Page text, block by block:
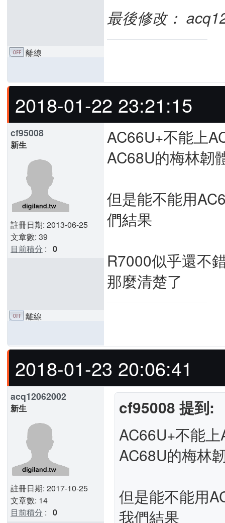
最後修改：
離線
2018-01-22 23:21:15
cf95008
新生
註冊日期: 2013-06-25
文章數: 39
目前積分 : 0
AC66U+不能上
AC68U的梅林韌
但是能不能用
們結果
R7000似乎還不
那麼清楚了
離線
2018-01-23 20:06:41
acq12062002
新生
註冊日期: 2017-10-25
文章數: 14
目前積分 : 0
cf95008 提到:
AC66U+不能
AC68U的梅林
但是能不能用
我們結果